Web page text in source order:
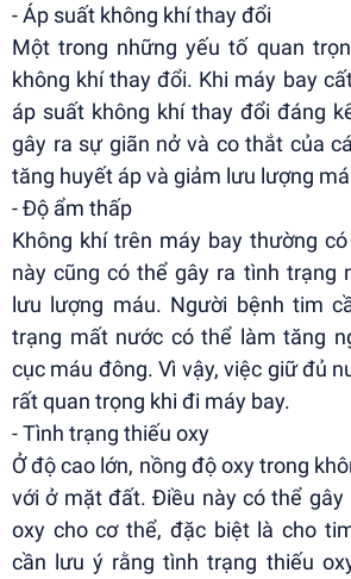
- Áp suất không khí thay đổi
Một trong những yếu tố quan
không khí thay đổi. Khi máy bay
áp suất không khí thay đổi đáng
gây ra sự giãn nở và co thắt của
tăng huyết áp và giảm lưu lượng
- Độ ẩm thấp
Không khí trên máy bay thường
này cũng có thể gây ra tình trạng
lưu lượng máu. Người bệnh tim
trạng mất nước có thể làm tăng
cục máu đông. Vì vậy, việc giữ đủ
rất quan trọng khi đi máy bay.
- Tình trạng thiếu oxy
Ở độ cao lớn, nồng độ oxy trong
với ở mặt đất. Điều này có thể gây
oxy cho cơ thể, đặc biệt là cho
cần lưu ý rằng tình trạng thiếu